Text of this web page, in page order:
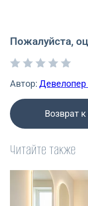
Пожалуйста,
Автор: Девелопер
Возврат к
Читайте также